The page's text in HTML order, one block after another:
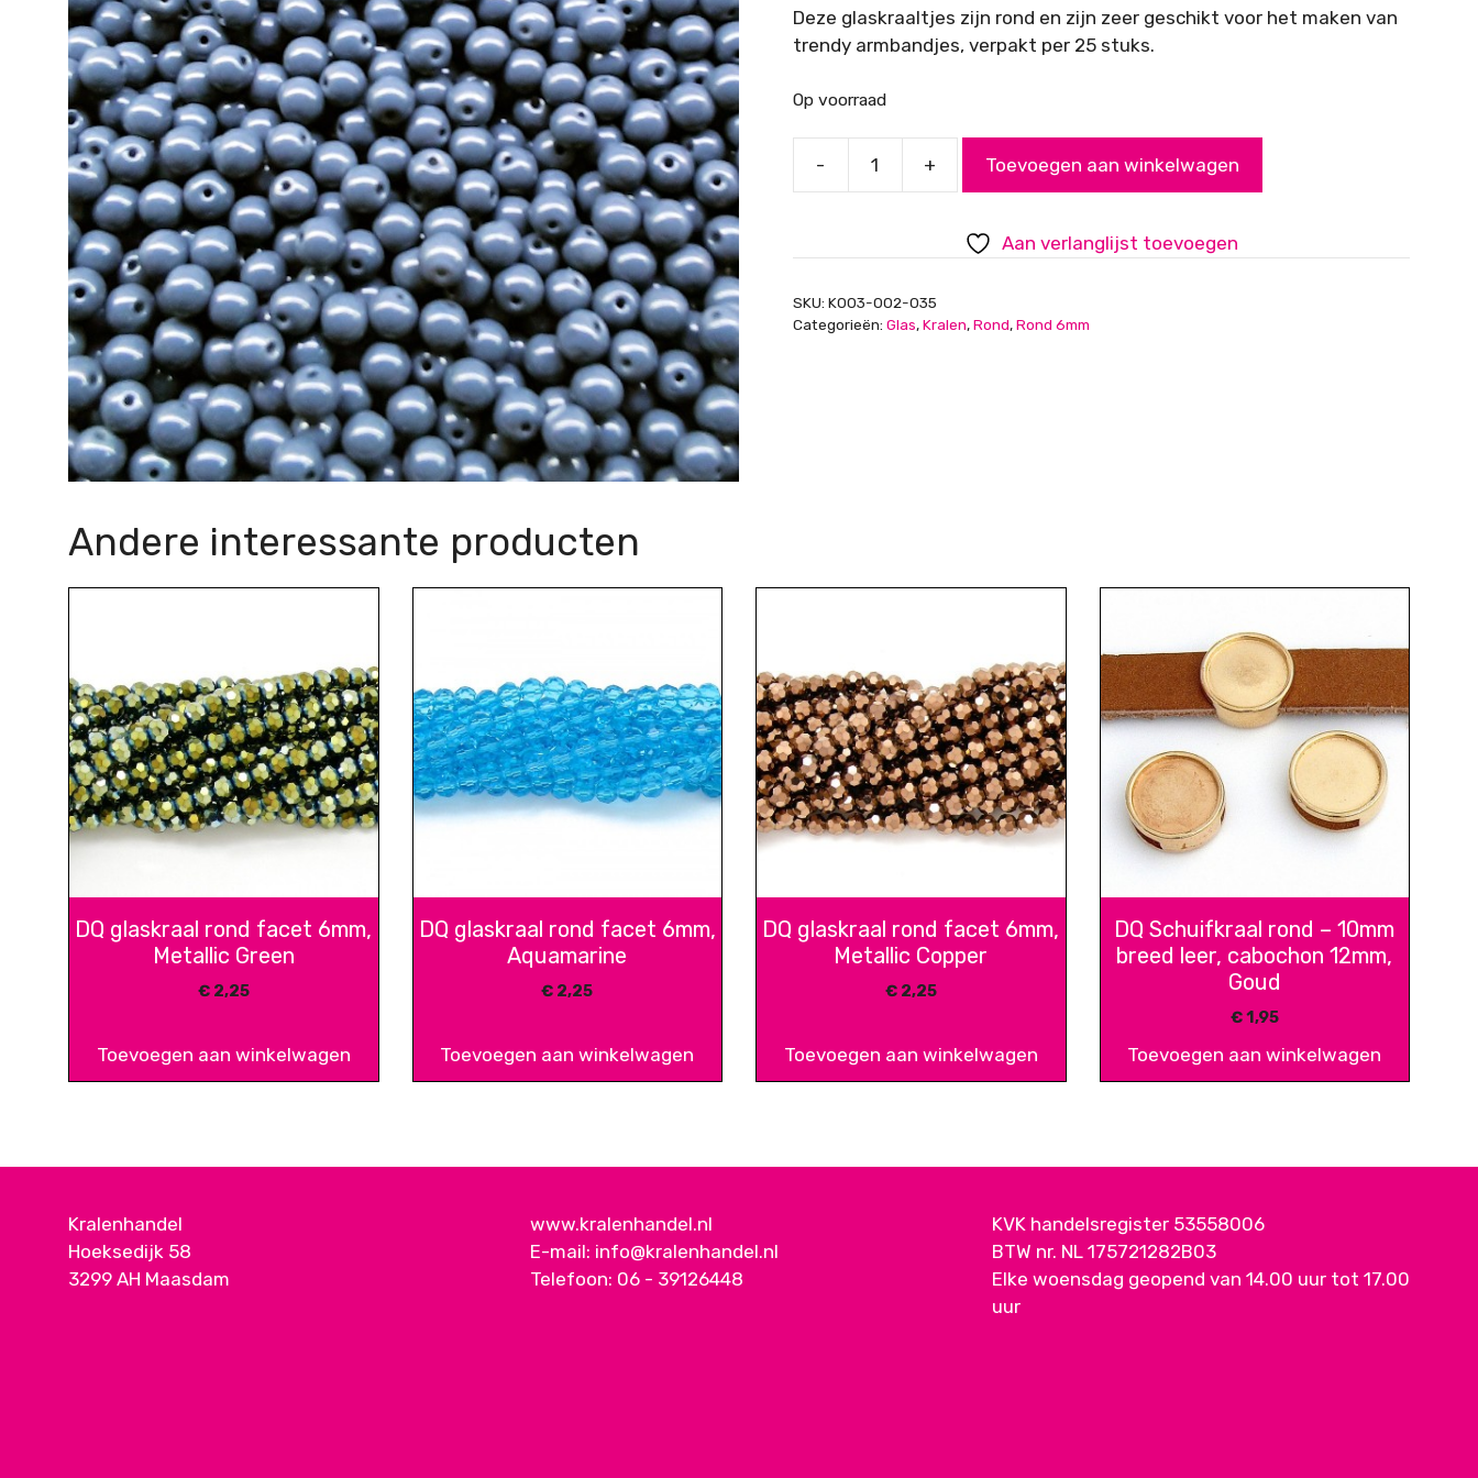
Deze glaskraaltjes zijn rond en zijn zeer geschikt voor het maken van
trendy armbandjes, verpakt per 25 stuks.
Op voorraad
-
mm,
opaque
+ Toevoegen aan winkelwagen
Aan verlanglijst toevoegen
SKU: K003-002-035
Categorieën: Glas,Kralen,Rond,Rond 6mm
Andere interessante producten
DQ glaskraal rond facet 6mm,
Metallic Green
€2,25
Toevoegen aan winkelwagen
DQ glaskraal rond facet 6mm,
Aquamarine
€ 2,25
Toevoegen aan winkelwagen
DQ glaskraal rond facet 6mm,
Metallic Copper
€2,25
Toevoegen aan winkelwagen
DQ Schuifkraal rond – 10mm
breed leer, cabochon 12mm,
Goud
€1,95
Toevoegen aan winkelwagen
Kralenhandel
Hoeksedijk 58
3299 AH Maasdam
www.kralenhandel.nl
E-mail: info@kralenhandel.nl
Telefoon: 06 - 39126448
KVK handelsregister 53558006
BTW nr. NL 175721282B03
Elke woensdag geopend van 14.00 uur tot 17.00
uur